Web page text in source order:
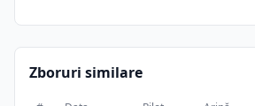
Zboruri similare